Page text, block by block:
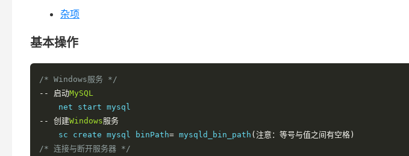
杂项
基本操作
/* Windows服务 */
--
启动MySQL
--
创建Windows服务
    sc create mysql binPath
= mysqld_bin_path (注意：等号与值之间有空格)
/* 连接与断开服务器 */